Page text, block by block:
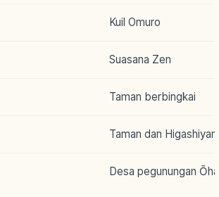
Kuil Omuro
Suasana Zen
Taman berbingkai
Taman dan
Desa pegunungan